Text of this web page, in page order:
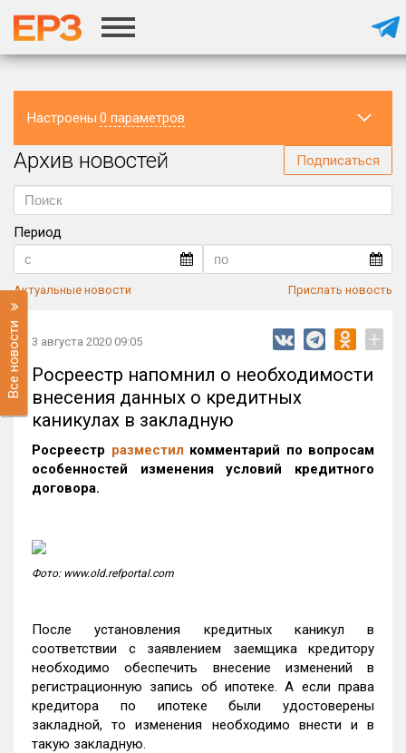
Настроены 0 параметров
Регион
Архив новостей Подписаться
Период
Актуальные новости Прислать новость
Все новости 3 августа 2020 09:05 +
Росреестр напомнил о необходимости
внесения данных о кредитных
каникулах в закладную
Росреестр разместилкомментарий по вопросам
особенностей изменения условий кредитного
договора.
Фото: www.old.refportal.com
После установления кредитных каникул в
соответствии с заявлением заемщика кредитору
необходимо обеспечить внесение изменений в
регистрационную запись об ипотеке. А если права
кредитора по ипотеке были удостоверены
закладной, то изменения необходимо внести и в
такую закладную.